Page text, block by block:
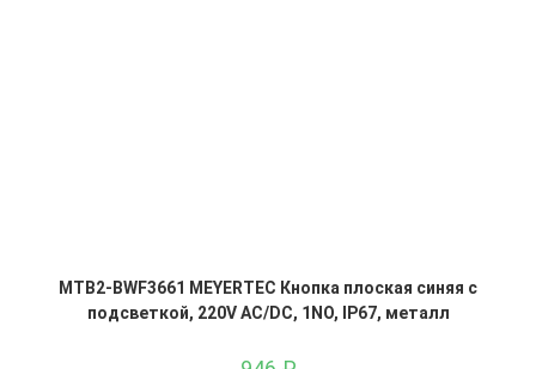
MTB2-BWF3661 MEYERTEC Кнопка плоская синяя с
подсветкой, 220V AC/DC, 1NO, IP67, металл